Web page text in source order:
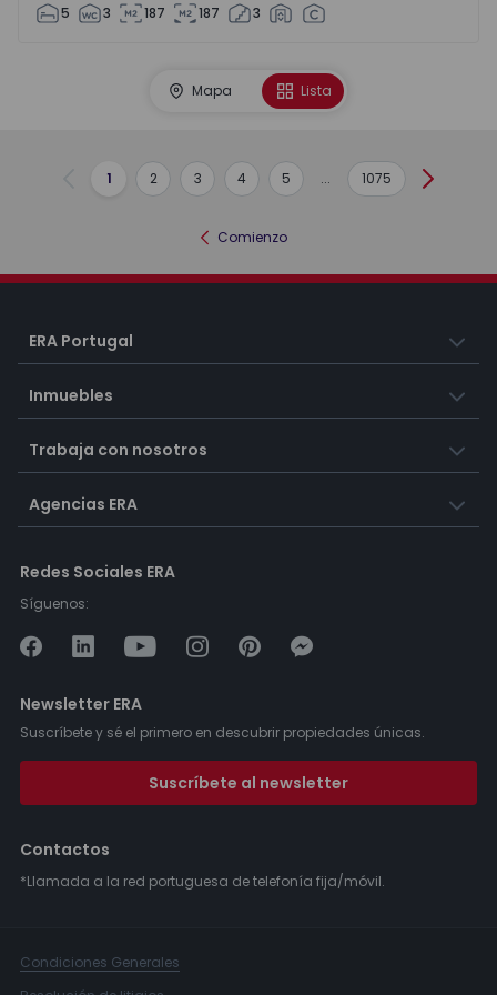
5 3 187 187 3
Mapa Lista
Anterior
1 2 3 4 5 ... 1075
Comienzo
ERA Portugal
Inmuebles
Trabaja con nosotros
Agencias ERA
Redes Sociales ERA
Síguenos:
Newsletter ERA
Suscríbete y sé el primero en descubrir propiedades únicas.
Suscríbete al newsletter
Contactos
*Llamada a la red portuguesa de telefonía fija/móvil.
Condiciones Generales